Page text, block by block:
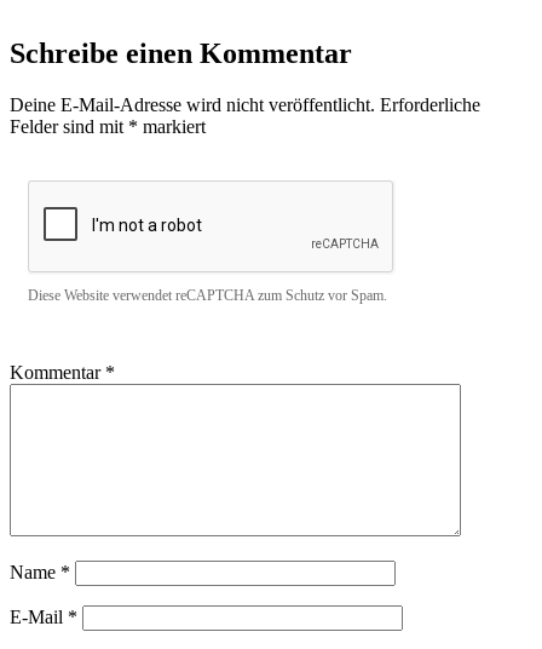
Schreibe einen Kommentar
Deine E-Mail-Adresse wird nicht veröffentlicht. Erforderliche
Felder sind mit * markiert
Diese Website verwendet reCAPTCHA zum Schutz vor Spam.
Kommentar *
Name *
E-Mail *